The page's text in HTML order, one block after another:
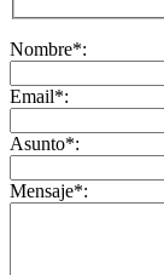
Nombre*:
Email*:
Asunto*:
Mensaje*: